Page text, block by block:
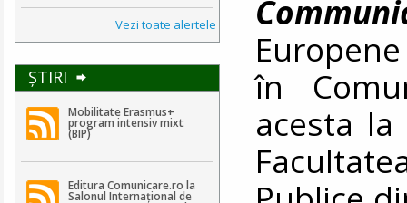
Vezi toate alertele
ŞTIRI
Mobilitate Erasmus+
program intensiv mixt
(BIP)
Editura Comunicare.ro la
Salonul Internațional de
în
acesta